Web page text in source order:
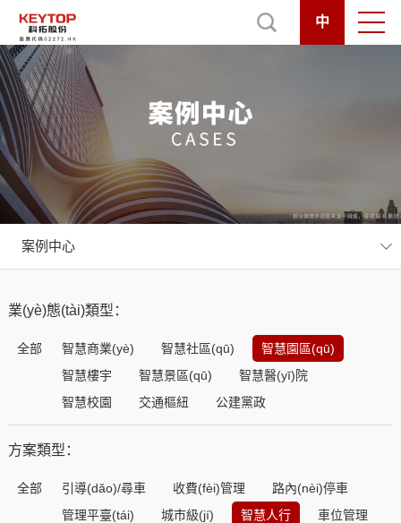
中
案例中心
業(yè)態(tài)類型：
全部 智慧商業(yè) 智慧社區(qū)
智慧園區(qū)
智慧樓宇
智慧景區(qū)
智慧醫(yī)院
智慧校園
交通樞紐 公建黨政
方案類型：
全部 引導(dǎo)/尋車 收費(fèi)管理
路內(nèi)停車
管理平臺(tái)
城市級(jí) 智慧人行
車位管理